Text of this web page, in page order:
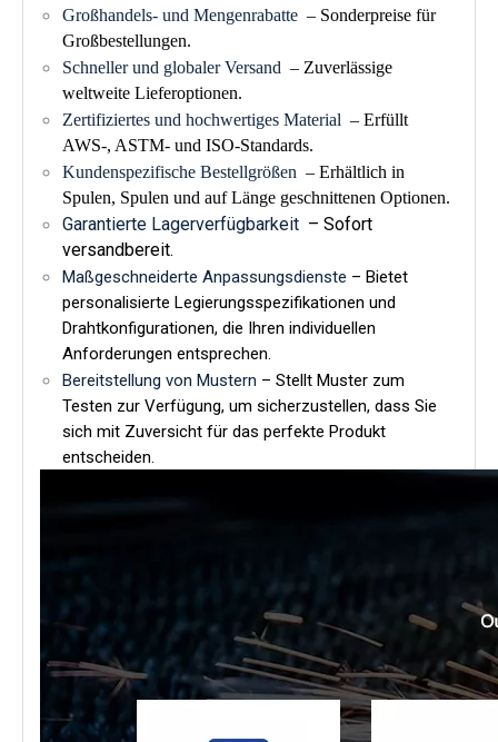
Großhandels- und Mengenrabatte – Sonderpreise für
Großbestellungen.
Schneller und globaler Versand – Zuverlässige
weltweite Lieferoptionen.
Zertifiziertes und hochwertiges Material – Erfüllt
AWS-, ASTM- und ISO-Standards.
Kundenspezifische Bestellgrößen – Erhältlich in
Spulen, Spulen und auf Länge geschnittenen Optionen.
Garantierte Lagerverfügbarkeit – Sofort
versandbereit.
Maßgeschneiderte Anpassungsdienste – Bietet
personalisierte Legierungsspezifikationen und
Drahtkonfigurationen, die Ihren individuellen
Anforderungen entsprechen.
Bereitstellung von Mustern – Stellt Muster zum
Testen zur Verfügung, um sicherzustellen, dass Sie
sich mit Zuversicht für das perfekte Produkt
entscheiden.